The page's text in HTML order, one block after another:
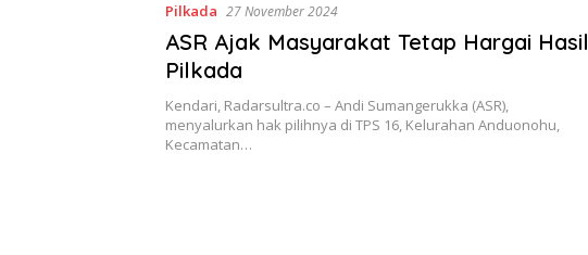
Pilkada 27 November 2024
ASR Ajak Masyarakat Tetap Hargai Hasil
Pilkada
Kendari, Radarsultra.co – Andi Sumangerukka (ASR),
menyalurkan hak pilihnya di TPS 16, Kelurahan Anduonohu,
Kecamatan…